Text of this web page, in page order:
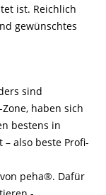
ist. Reichlich
gewünschtes
sind
haben sich
bestens in
also beste Profi-
peha®. Dafür